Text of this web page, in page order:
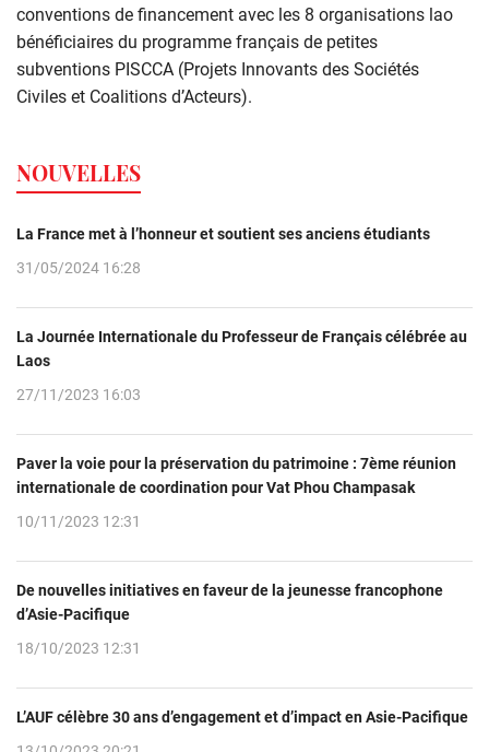
conventions de financement avec les 8 organisations lao
bénéficiaires du programme français de petites
subventions PISCCA (Projets Innovants des Sociétés
Civiles et Coalitions d’Acteurs).
NOUVELLES
La France met à l’honneur et soutient ses anciens étudiants
31/05/2024 16:28
La Journée Internationale du Professeur de Français célébrée au
Laos
27/11/2023 16:03
Paver la voie pour la préservation du patrimoine : 7ème réunion
internationale de coordination pour Vat Phou Champasak
10/11/2023 12:31
De nouvelles initiatives en faveur de la jeunesse francophone
d’Asie-Pacifique
18/10/2023 12:31
L’AUF célèbre 30 ans d’engagement et d’impact en Asie-Pacifique